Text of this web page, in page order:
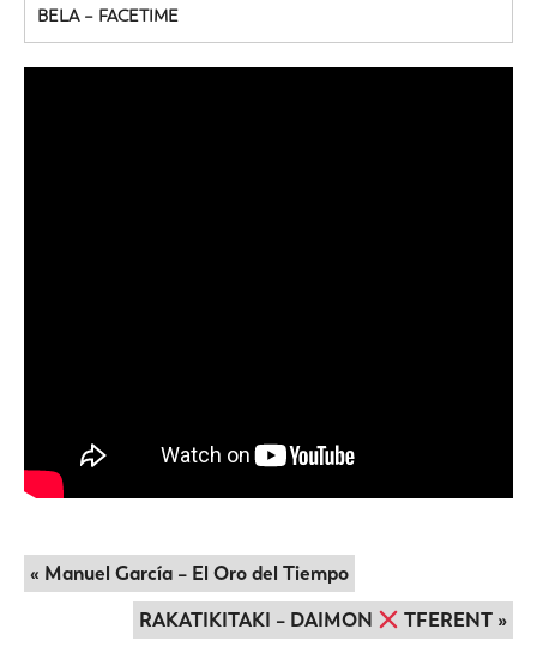
BELA – FACETIME
« Manuel García – El Oro del Tiempo
RAKATIKITAKI – DAIMON
TFERENT »